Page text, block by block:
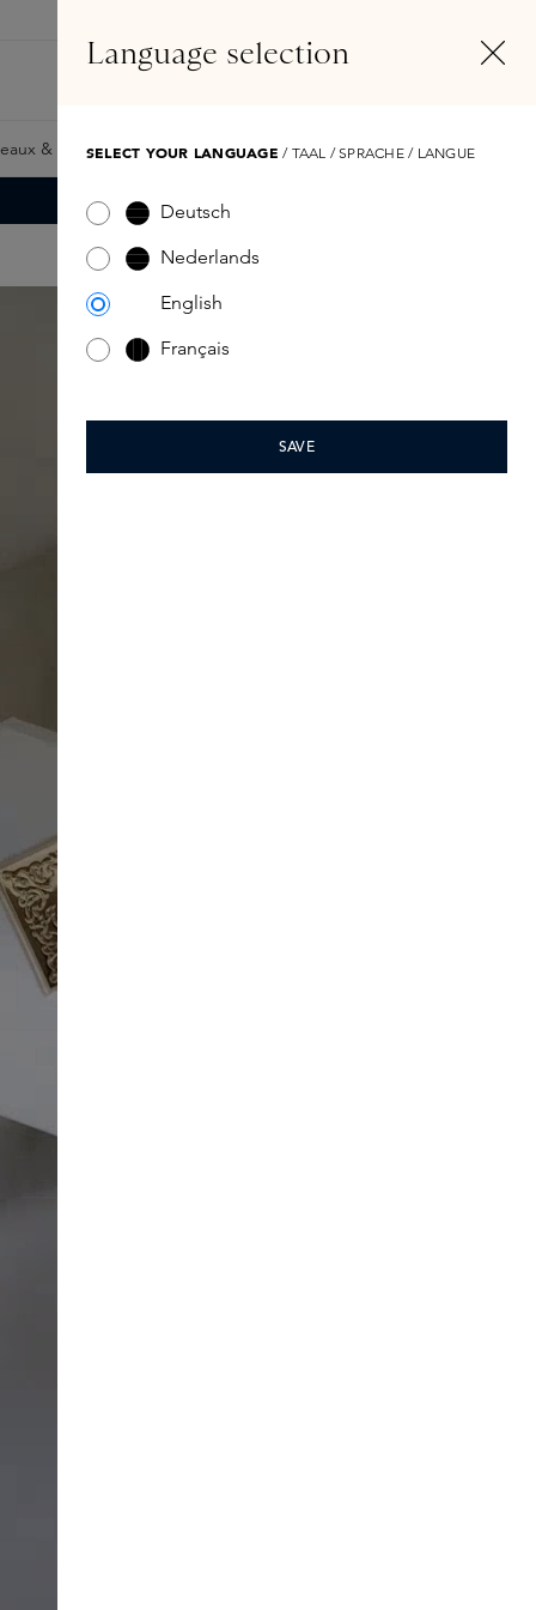
& Giftcards Samples Skins Exclusives Skins
Language selection
SELECT YOUR LANGUAGE / TAAL / SPRACHE / LANGUE
Deutsch
Nederlands
English
Français
SAVE